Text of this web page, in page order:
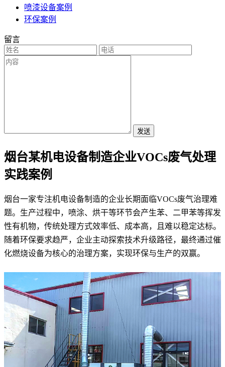
喷漆设备案例
环保案例
留言
发送
烟台某机电设备制造企业VOCs废气处理
实践案例
烟台一家专注机电设备制造的企业长期面临VOCs废气治理难
题。生产过程中，喷涂、烘干等环节会产生苯、二甲苯等挥发
性有机物，传统处理方式效率低、成本高，且难以稳定达标。
随着环保要求趋严，企业主动探索技术升级路径，最终通过催
化燃烧设备为核心的治理方案，实现环保与生产的双赢。